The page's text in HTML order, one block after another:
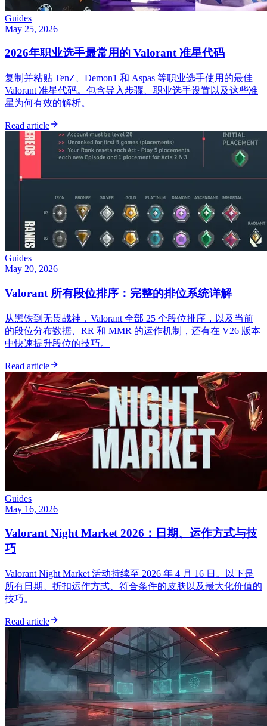
Guides
May 25, 2026
2026年职业选手最常用的 Valorant 准星代码
复制并粘贴 TenZ、Demon1 和 Aspas 等职业选手使用的最佳
Valorant 准星代码。包含导入步骤、职业选手设置以及这些准
星为何有效的解析。
Read article
Guides
May 20, 2026
Valorant 所有段位排序：完整的排位系统详解
从黑铁到无畏战神，Valorant 全部 25 个段位排序，以及当前
的段位分布数据、RR 和 MMR 的运作机制，还有在 V26 版本
中快速提升段位的技巧。
Read article
Guides
May 16, 2026
Valorant Night Market 2026：日期、运作方式与技
巧
Valorant Night Market 活动持续至 2026 年 4 月 16 日。以下是
所有日期、折扣运作方式、符合条件的皮肤以及最大化价值的
技巧。
Read article